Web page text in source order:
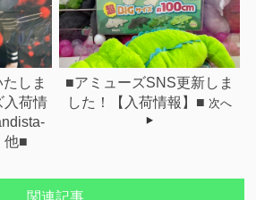
しま
入荷情
他■
■アミューズSNS更新しま
した！【入荷情報】■ 次へ